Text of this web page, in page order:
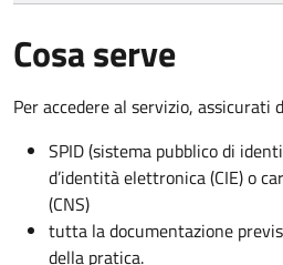
Cosa serve
Per accedere al servizio, assicurati
SPID (sistema pubblico di
d’identità elettronica (CIE) o
(CNS)
tutta la documentazione
della pratica.